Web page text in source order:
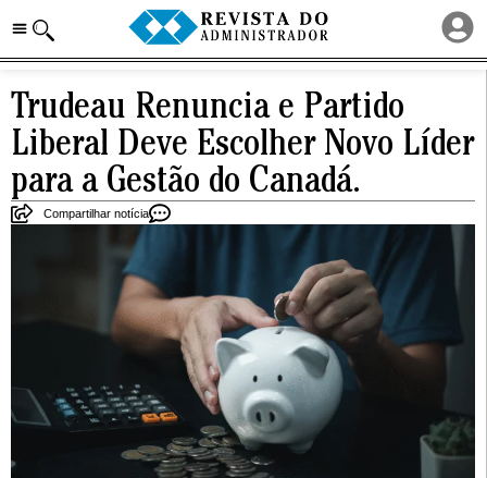
Trudeau Renuncia e Partido
Liberal Deve Escolher Novo Líder
para a Gestão do Canadá.
Compartilhar notícia